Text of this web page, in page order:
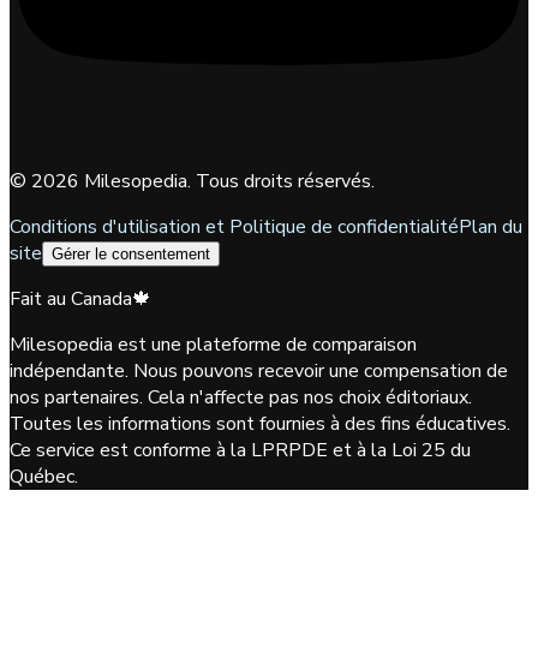
© 2026 Milesopedia. Tous droits réservés.
Conditions d'utilisation et Politique de confidentialitéPlan du
site Gérer le consentement
Fait au Canada🍁
Milesopedia est une plateforme de comparaison
indépendante. Nous pouvons recevoir une compensation de
nos partenaires. Cela n'affecte pas nos choix éditoriaux.
Toutes les informations sont fournies à des fins éducatives.
Ce service est conforme à la LPRPDE et à la Loi 25 du
Québec.